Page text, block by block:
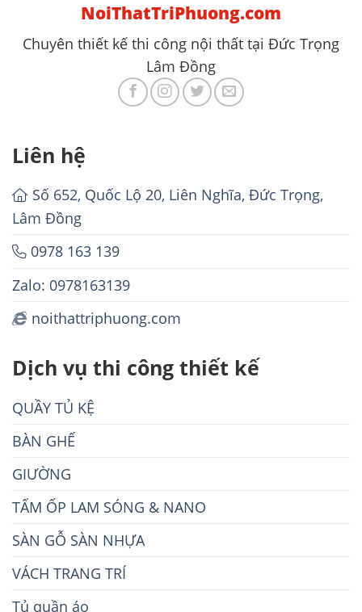
NoiThatTriPhuong.com
Chuyên thiết kế thi công nội thất tại Đức Trọng
Lâm Đồng
Liên hệ
Số 652, Quốc Lộ 20, Liên Nghĩa, Đức Trọng,
Lâm Đồng
0978 163 139
Zalo: 0978163139
noithattriphuong.com
Dịch vụ thi công thiết kế
QUẦY TỦ KỆ
BÀN GHẾ
GIƯỜNG
TẤM ỐP LAM SÓNG & NANO
SÀN GỖ SÀN NHỰA
VÁCH TRANG TRÍ
Tủ quần áo